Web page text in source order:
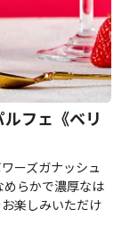
ルフェ《ベリ
ーズガナッシュ
らかで濃厚なは
楽しみいただけ